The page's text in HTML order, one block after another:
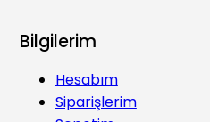
Bilgilerim
Hesabım
Siparişlerim